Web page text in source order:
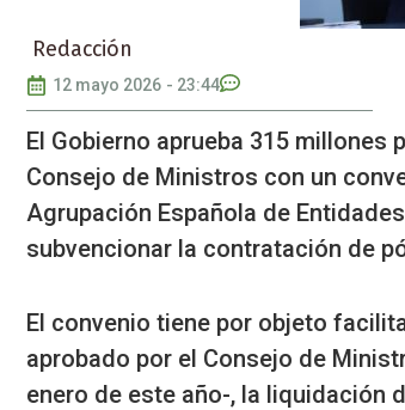
Redacción
12 mayo 2026 - 23:44
El Gobierno aprueba 315 millones
Consejo de Ministros con un
Agrupación Española de
subvencionar la contratación de
El convenio tiene por objeto
aprobado por el Consejo de
enero de este año-, la liquidación